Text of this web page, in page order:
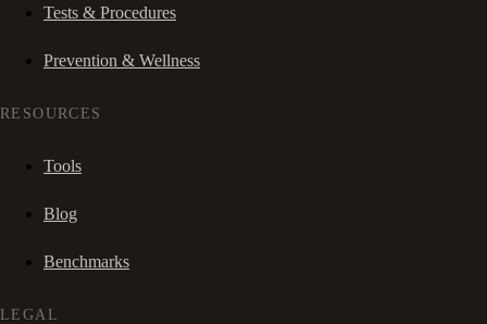
Tests & Procedures
Prevention & Wellness
RESOURCES
Tools
Blog
Benchmarks
LEGAL